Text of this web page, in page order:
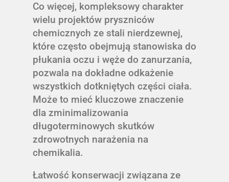
Co więcej, kompleksowy charakter
wielu projektów pryszniców
chemicznych ze stali nierdzewnej,
które często obejmują stanowiska do
płukania oczu i węże do zanurzania,
pozwala na dokładne odkażenie
wszystkich dotkniętych części ciała.
Może to mieć kluczowe znaczenie
dla zminimalizowania
długoterminowych skutków
zdrowotnych narażenia na
chemikalia.
Łatwość konserwacji związana ze